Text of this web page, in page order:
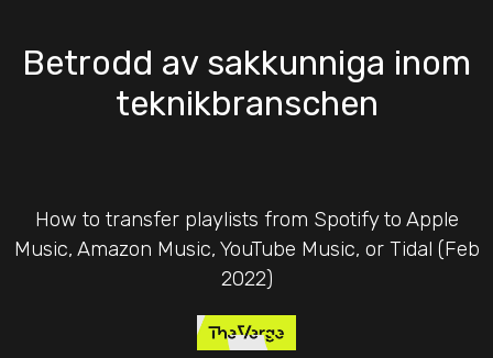
Betrodd av sakkunniga inom
teknikbranschen
How to transfer playlists from Spotify to Apple
Music, Amazon Music, YouTube Music, or Tidal (Feb
2022)